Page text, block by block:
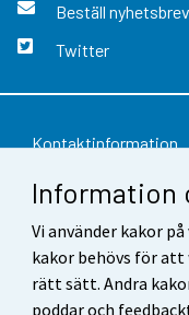
Information
Vi använder kakor
kakor behövs för att
rätt sätt. Andra
poddar och
Beställ nyhetsbrev
Twitter
Kontaktinformation
Respons
Användarvillkor
Dataskydd